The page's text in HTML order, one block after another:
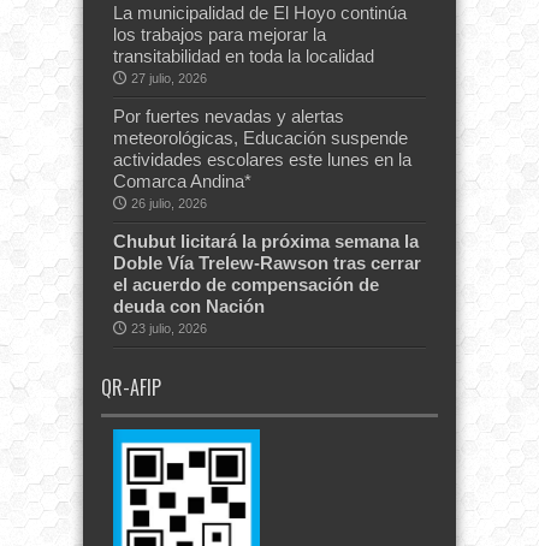
La municipalidad de El Hoyo continúa
los trabajos para mejorar la
transitabilidad en toda la localidad
27 julio, 2026
Por fuertes nevadas y alertas
meteorológicas, Educación suspende
actividades escolares este lunes en la
Comarca Andina*
26 julio, 2026
Chubut licitará la próxima semana la
Doble Vía Trelew-Rawson tras cerrar
el acuerdo de compensación de
deuda con Nación
23 julio, 2026
QR-AFIP